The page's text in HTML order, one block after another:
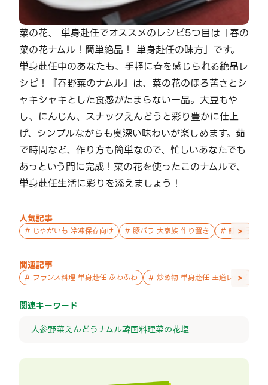
菜の花、 単身赴任でオススメのレシピ5つ目は「春の
菜の花ナムル！簡単絶品！ 単身赴任の味方」です。
単身赴任中のあなたも、手軽に春を感じられる絶品レ
シピ！『春野菜のナムル』は、菜の花のほろ苦さとシ
ャキシャキとした食感がたまらない一品。大豆もや
し、にんじん、スナックえんどうと彩り豊かに仕上
げ、シンプルながらも奥深い味わいが楽しめます。茹
で時間など、作り方も簡単なので、忙しいあなたでも
あっという間に完成！菜の花を使ったこのナムルで、
単身赴任生活に彩りを添えましょう！
人気記事
# じゃがいも 冷凍保存向け # 豚バラ 大家族 作り置き # 鮭 親子 作
>
関連記事
# フランス料理 単身赴任 ふわふわ # 炒め物 単身赴任 王道レシピ
>
関連キーワード
人参野菜えんどうナムル韓国料理菜の花塩